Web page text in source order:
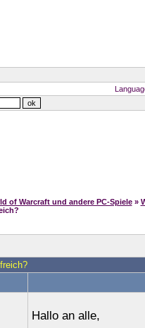
of Warcraft und andere PC-Spiele »
Hallo an alle,